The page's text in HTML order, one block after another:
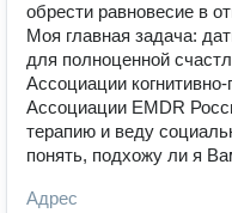
обрести равновесие в
Моя главная задача:
для полноценной
Ассоциации
Ассоциации EMDR
терапию и веду
понять, подхожу ли я
Адрес